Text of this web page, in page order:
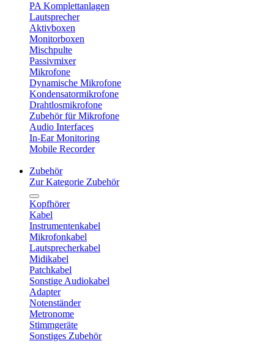
PA Komplettanlagen
Lautsprecher
Aktivboxen
Monitorboxen
Mischpulte
Passivmixer
Mikrofone
Dynamische Mikrofone
Kondensatormikrofone
Drahtlosmikrofone
Zubehör für Mikrofone
Audio Interfaces
In-Ear Monitoring
Mobile Recorder
Zubehör
Zur Kategorie Zubehör
Kopfhörer
Kabel
Instrumentenkabel
Mikrofonkabel
Lautsprecherkabel
Midikabel
Patchkabel
Sonstige Audiokabel
Adapter
Notenständer
Metronome
Stimmgeräte
Sonstiges Zubehör